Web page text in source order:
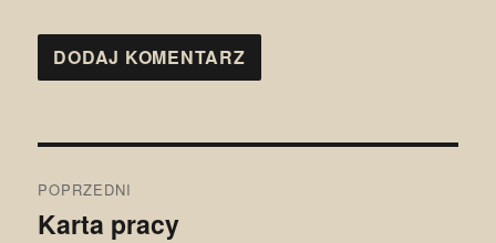
wpisu
POPRZEDNI
Poprzedni
Karta pracy